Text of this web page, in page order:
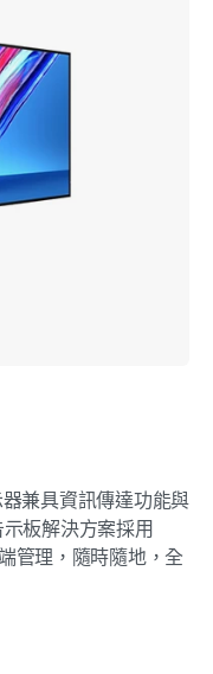
兼具資訊傳達功能與
板解決方案採用
管理，隨時隨地，全